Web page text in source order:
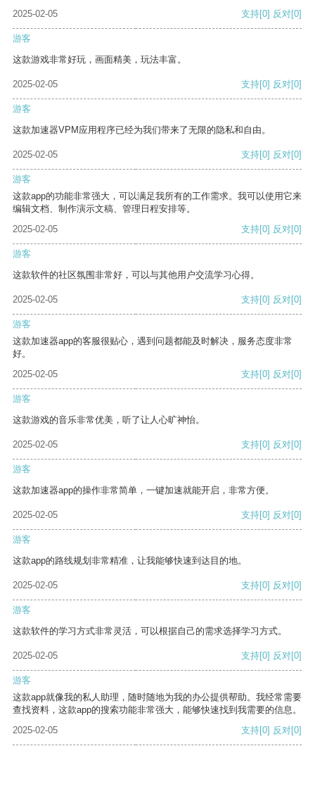
2025-02-05
支持[0] 反对[0]
游客
这款游戏非常好玩，画面精美，玩法丰富。
2025-02-05 支持[0] 反对[0]
游客
这款加速器VPM应用程序已经为我们带来了无限的隐私和自由。
2025-02-05 支持[0] 反对[0]
游客
这款app的功能非常强大，可以满足我所有的工作需求。我可以使用它来
编辑文档、制作演示文稿、管理日程安排等。
2025-02-05
支持[0] 反对[0]
游客
这款软件的社区氛围非常好，可以与其他用户交流学习心得。
2025-02-05 支持[0] 反对[0]
游客
这款加速器app的客服很贴心，遇到问题都能及时解决，服务态度非常
好。
2025-02-05
支持[0] 反对[0]
游客
这款游戏的音乐非常优美，听了让人心旷神怡。
2025-02-05 支持[0] 反对[0]
游客
这款加速器app的操作非常简单，一键加速就能开启，非常方便。
2025-02-05 支持[0] 反对[0]
游客
这款app的路线规划非常精准，让我能够快速到达目的地。
2025-02-05 支持[0] 反对[0]
游客
这款软件的学习方式非常灵活，可以根据自己的需求选择学习方式。
2025-02-05 支持[0] 反对[0]
游客
这款app就像我的私人助理，随时随地为我的办公提供帮助。我经常需要
查找资料，这款app的搜索功能非常强大，能够快速找到我需要的信息。
2025-02-05
支持[0] 反对[0]